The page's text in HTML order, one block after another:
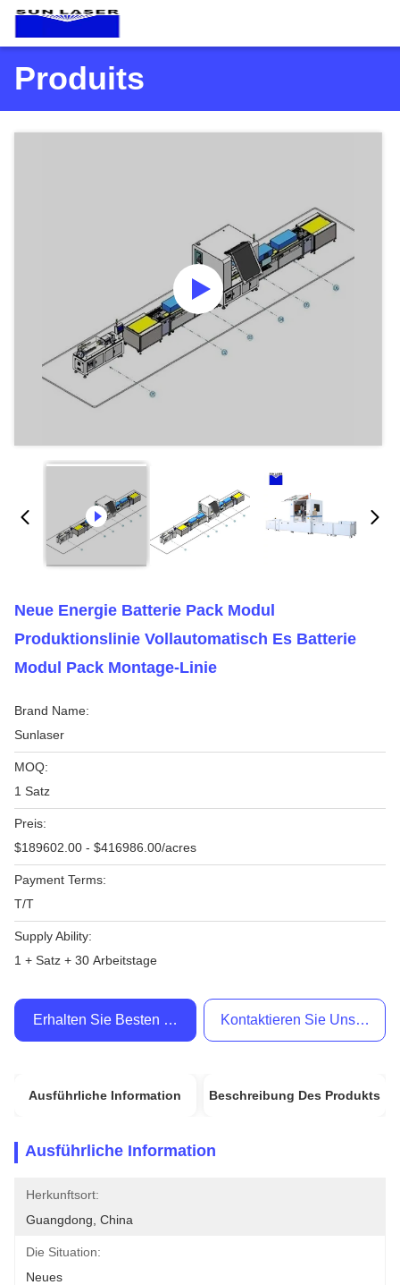
Produits
Neue Energie Batterie Pack Modul
Produktionslinie Vollautomatisch Es Batterie
Modul Pack Montage-Linie
Brand Name:
Sunlaser
MOQ:
1 Satz
Preis:
$189602.00 - $416986.00/acres
Payment Terms:
T/T
Supply Ability:
1 + Satz + 30 Arbeitstage
Erhalten Sie Besten Preis Kontaktieren Sie Uns Jetzt
Ausführliche Information Beschreibung Des Produkts
Ausführliche Information
Herkunftsort:
Guangdong, China
Die Situation:
Neues